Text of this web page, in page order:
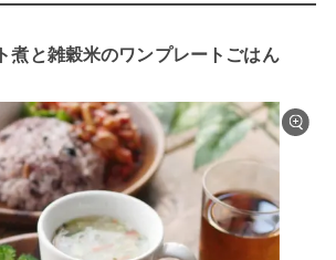
煮と雑穀米のワンプレートごはん